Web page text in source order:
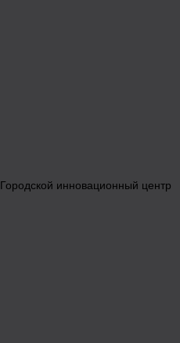
Городской инновационный центр